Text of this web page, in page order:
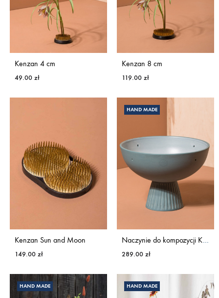
Kenzan 4 cm
49.00 zł
Kenzan 8 cm
119.00 zł
Kenzan Sun and Moon
149.00 zł
HAND MADE
Naczynie do kompozycji KWIATY&MIUT
289.00 zł
HAND MADE HAND MADE